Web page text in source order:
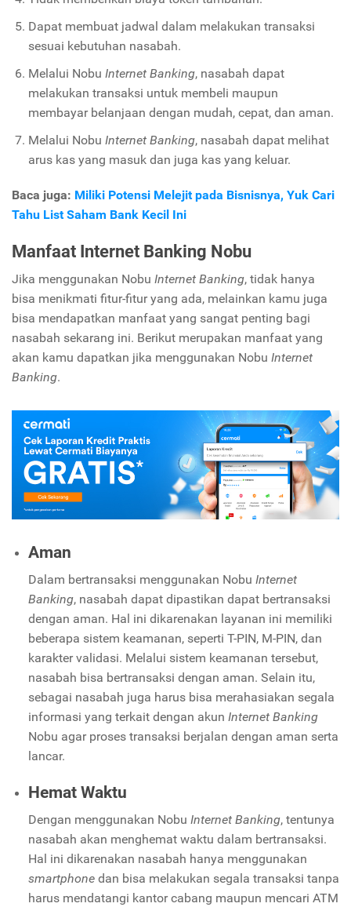
Dapat membuat jadwal dalam melakukan transaksi
sesuai kebutuhan nasabah.
Melalui Nobu Internet Banking, nasabah dapat
melakukan transaksi untuk membeli maupun
membayar belanjaan dengan mudah, cepat, dan aman.
Melalui Nobu Internet Banking, nasabah dapat melihat
arus kas yang masuk dan juga kas yang keluar.
Baca juga: Miliki Potensi Melejit pada Bisnisnya, Yuk Cari
Tahu List Saham Bank Kecil Ini
Manfaat Internet Banking Nobu
Jika menggunakan Nobu Internet Banking, tidak hanya
bisa menikmati fitur-fitur yang ada, melainkan kamu juga
bisa mendapatkan manfaat yang sangat penting bagi
nasabah sekarang ini. Berikut merupakan manfaat yang
akan kamu dapatkan jika menggunakan Nobu Internet
Banking.
Aman
Dalam bertransaksi menggunakan Nobu Internet
Banking, nasabah dapat dipastikan dapat bertransaksi
dengan aman. Hal ini dikarenakan layanan ini memiliki
beberapa sistem keamanan, seperti T-PIN, M-PIN, dan
karakter validasi. Melalui sistem keamanan tersebut,
nasabah bisa bertransaksi dengan aman. Selain itu,
sebagai nasabah juga harus bisa merahasiakan segala
informasi yang terkait dengan akun Internet Banking
Nobu agar proses transaksi berjalan dengan aman serta
lancar.
Hemat Waktu
Dengan menggunakan Nobu Internet Banking, tentunya
nasabah akan menghemat waktu dalam bertransaksi.
Hal ini dikarenakan nasabah hanya menggunakan
smartphonedan bisa melakukan segala transaksi tanpa
harus mendatangi kantor cabang maupun mencari ATM